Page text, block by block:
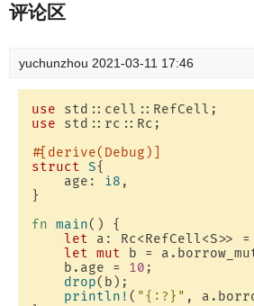
评论区
yuchunzhou 2021-03-11 17:46
use
use std::rc::Rc;
#[derive(Debug)]
struct S{
    age:
i8 ,
}
fn main() {
let a: Rc<RefCell<S>>
let mut b =
    b.age =
10 ;
drop(b);
println! ( "{:?}" ,